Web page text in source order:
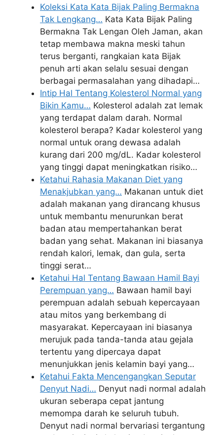
Koleksi Kata Kata Bijak Paling Bermakna
Tak Lengkang… Kata Kata Bijak Paling
Bermakna Tak Lengan Oleh Jaman, akan
tetap membawa makna meski tahun
terus berganti, rangkaian kata Bijak
penuh arti akan selalu sesuai dengan
berbagai permasalahan yang dihadapi…
Intip Hal Tentang Kolesterol Normal yang
Bikin Kamu… Kolesterol adalah zat lemak
yang terdapat dalam darah. Normal
kolesterol berapa? Kadar kolesterol yang
normal untuk orang dewasa adalah
kurang dari 200 mg/dL. Kadar kolesterol
yang tinggi dapat meningkatkan risiko…
Ketahui Rahasia Makanan Diet yang
Menakjubkan yang… Makanan untuk diet
adalah makanan yang dirancang khusus
untuk membantu menurunkan berat
badan atau mempertahankan berat
badan yang sehat. Makanan ini biasanya
rendah kalori, lemak, dan gula, serta
tinggi serat…
Ketahui Hal Tentang Bawaan Hamil Bayi
Perempuan yang… Bawaan hamil bayi
perempuan adalah sebuah kepercayaan
atau mitos yang berkembang di
masyarakat. Kepercayaan ini biasanya
merujuk pada tanda-tanda atau gejala
tertentu yang dipercaya dapat
menunjukkan jenis kelamin bayi yang…
Ketahui Fakta Mencengangkan Seputar
Denyut Nadi… Denyut nadi normal adalah
ukuran seberapa cepat jantung
memompa darah ke seluruh tubuh.
Denyut nadi normal bervariasi tergantung